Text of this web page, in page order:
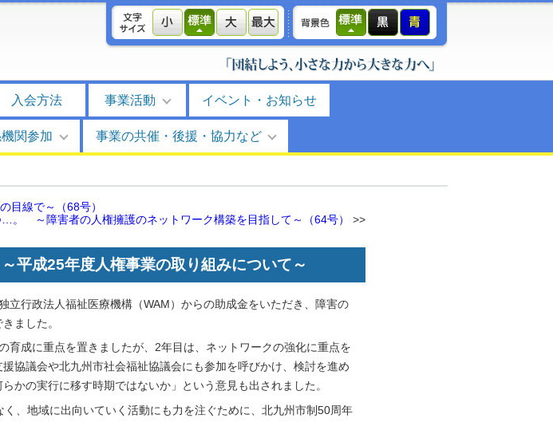
入会方法 事業活動 イベント・お知らせ
関参加 事業の共催・後援・協力など
目線で～
（68号）
…。 ～障害者の人権擁護のネットワーク構築を目指して～
（64号） >>
平成25年度人権事業の取り組みについて～
行政法人福祉医療機構（WAM）からの助成金をいただき、障害の
ました。
成に重点を置きましたが、2年目は、ネットワークの強化に重点を
協議会や北九州市社会福祉協議会にも参加を呼びかけ、検討を進め
かの実行に移す時期ではないか」という意見も出されました。
、地域に出向いていく活動にも力を注ぐために、北九州市制50周年